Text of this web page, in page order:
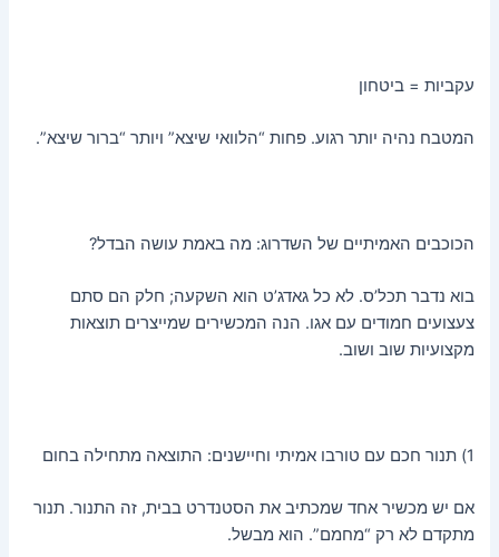
עקביות = ביטחון
המטבח נהיה יותר רגוע. פחות “הלוואי שיצא” ויותר “ברור שיצא”.
הכוכבים האמיתיים של השדרוג: מה באמת עושה הבדל?
בוא נדבר תכל’ס. לא כל גאדג’ט הוא השקעה; חלק הם סתם
צעצועים חמודים עם אגו. הנה המכשירים שמייצרים תוצאות
מקצועיות שוב ושוב.
1) תנור חכם עם טורבו אמיתי וחיישנים: התוצאה מתחילה בחום
אם יש מכשיר אחד שמכתיב את הסטנדרט בבית, זה התנור. תנור
מתקדם לא רק “מחמם”. הוא מבשל.